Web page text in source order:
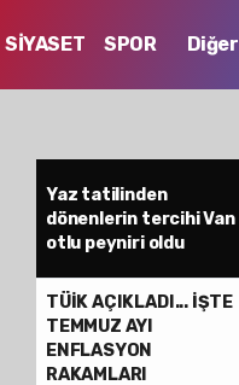
SİYASET
SPOR
Diğer
Yaz tatilinden
dönenlerin tercihi Van
otlu peyniri oldu
TÜİK AÇIKLADI... İŞTE
TEMMUZ AYI
ENFLASYON
RAKAMLARI